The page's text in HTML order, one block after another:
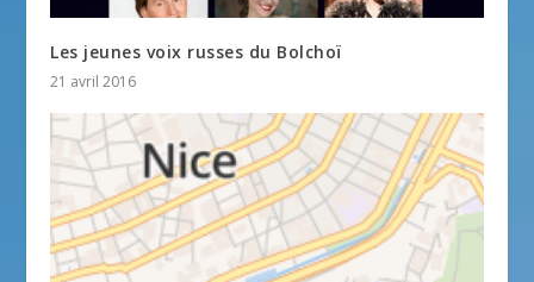
Les jeunes voix russes du Bolchoï
21 avril 2016